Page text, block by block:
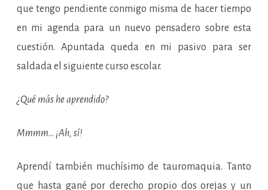
que tengo pendiente conmigo misma de hacer tiempo
en mi agenda para un nuevo pensadero sobre esta
cuestión. Apuntada queda en mi pasivo para ser
saldada el siguiente curso escolar.
¿Qué más he aprendido?
Mmmm… ¡Ah, sí!
Aprendí también muchísimo de tauromaquia. Tanto
que hasta gané por derecho propio dos orejas y un